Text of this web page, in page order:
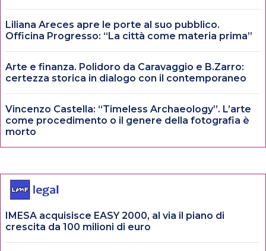
Liliana Areces apre le porte al suo pubblico.
Officina Progresso: “La città come materia prima”
Arte e finanza. Polidoro da Caravaggio e B.Zarro:
certezza storica in dialogo con il contemporaneo
Vincenzo Castella: “Timeless Archaeology”. L’arte
come procedimento o il genere della fotografia è
morto
IMESA acquisisce EASY 2000, al via il piano di
crescita da 100 milioni di euro